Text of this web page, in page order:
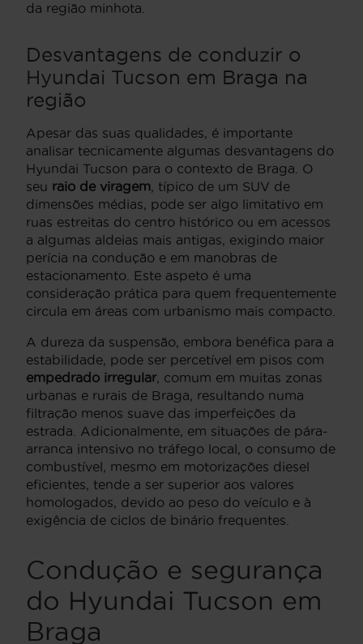
da região minhota.
Desvantagens de conduzir o
Hyundai Tucson em Braga na
região
Apesar das suas qualidades, é importante
analisar tecnicamente algumas desvantagens do
Hyundai Tucson para o contexto de Braga. O
seu raio de viragem, típico de um SUV de
dimensões médias, pode ser algo limitativo em
ruas estreitas do centro histórico ou em acessos
a algumas aldeias mais antigas, exigindo maior
perícia na condução e em manobras de
estacionamento. Este aspeto é uma
consideração prática para quem frequentemente
circula em áreas com urbanismo mais compacto.
A dureza da suspensão, embora benéfica para a
estabilidade, pode ser percetível em pisos com
empedrado irregular, comum em muitas zonas
urbanas e rurais de Braga, resultando numa
filtração menos suave das imperfeições da
estrada. Adicionalmente, em situações de pára-
arranca intensivo no tráfego local, o consumo de
combustível, mesmo em motorizações diesel
eficientes, tende a ser superior aos valores
homologados, devido ao peso do veículo e à
exigência de ciclos de binário frequentes.
Condução e segurança
do Hyundai Tucson em
Braga